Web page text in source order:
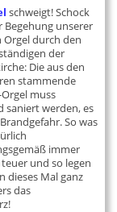
schweigt! Schock
Begehung unserer
Orgel durch den
der
Die aus den
stammende
muss
saniert werden, es
So was
immer
und so legen
dieses Mal ganz
das